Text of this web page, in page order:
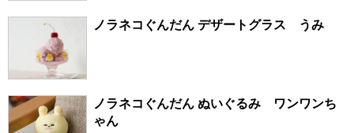
ノラネコぐんだん デザートグラス うみ
ノラネコぐんだん ぬいぐるみ ワンワンち
ゃん